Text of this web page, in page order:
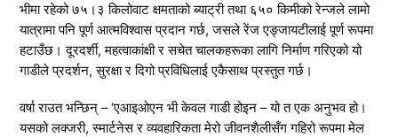
भीमा रहेको ७५।३ किलोवाट क्षमताको ब्याट्री तथा ६५० किमीको रेन्जले लामो
यात्रामा पनि पूर्ण आत्मविश्वास प्रदान गर्छ, जसले रेंज एङ्जायटीलाई पूर्ण रूपमा
हटाउँछ। दूरदर्शी, महत्वाकांक्षी र सचेत चालकहरूका लागि निर्माण गरिएको यो
गाडीले प्रदर्शन, सुरक्षा र दिगो प्रविधिलाई एकैसाथ प्रस्तुत गर्छ।
वर्षा राउत भन्छिन् – ‘एआइओएन भी केवल गाडी होइन – यो त एक अनुभव हो।
यसको लक्जरी, स्मार्टनेस र व्यवहारिकता मेरो जीवनशैलीसँग गहिरो रूपमा मेल